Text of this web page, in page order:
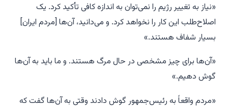
«نیاز به تغییر رژیم را نمی‌توان به اندازه کافی تأکید کرد. یک
اصلاح‌طلب این کار را نخواهد کرد. و می‌دانید، آن‌ها [مردم ایران]
بسیار شفاف هستند.»
«آن‌ها برای چیز مشخصی در حال مرگ هستند. و ما باید به آن‌ها
گوش دهیم.»
«مردم واقعاً به رئیس‌جمهور گوش دادند وقتی به آن‌ها گفت که